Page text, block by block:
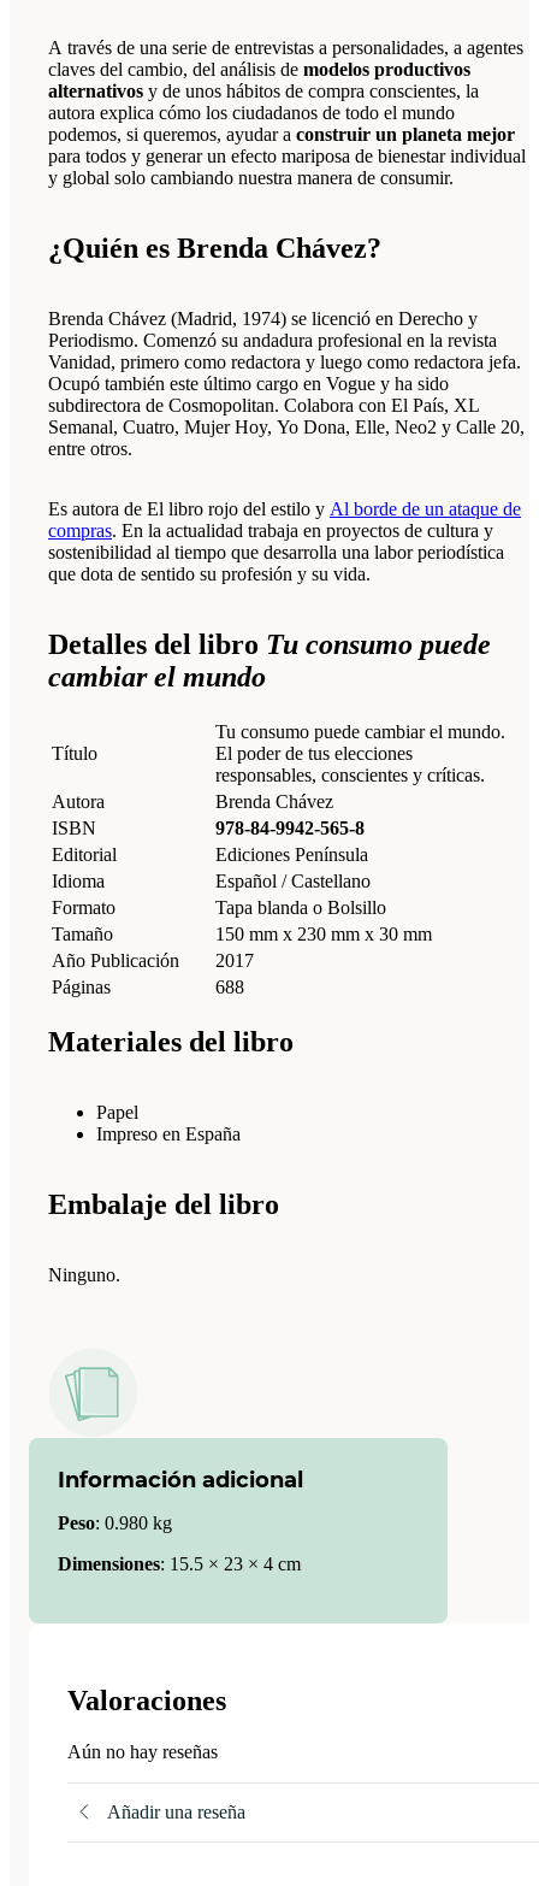
A través de una serie de entrevistas a personalidades, a agentes
claves del cambio, del análisis de modelos productivos
alternativos y de unos hábitos de compra conscientes, la
autora explica cómo los ciudadanos de todo el mundo
podemos, si queremos, ayudar a construir un planeta mejor
para todos y generar un efecto mariposa de bienestar individual
y global solo cambiando nuestra manera de consumir.
¿Quién es Brenda Chávez?
Brenda Chávez (Madrid, 1974) se licenció en Derecho y
Periodismo. Comenzó su andadura profesional en la revista
Vanidad, primero como redactora y luego como redactora jefa.
Ocupó también este último cargo en Vogue y ha sido
subdirectora de Cosmopolitan. Colabora con El País, XL
Semanal, Cuatro, Mujer Hoy, Yo Dona, Elle, Neo2 y Calle 20,
entre otros.
Es autora de El libro rojo del estilo y Al borde de un ataque de
compras. En la actualidad trabaja en proyectos de cultura y
sostenibilidad al tiempo que desarrolla una labor periodística
que dota de sentido su profesión y su vida.
Detalles del libro Tu consumo puede
cambiar el mundo
Título
Tu consumo puede cambiar el mundo.
El poder de tus elecciones
responsables, conscientes y críticas.
Autora
Brenda Chávez
ISBN
978-84-9942-565-8
Editorial
Ediciones Península
Idioma
Español / Castellano
Formato
Tapa blanda o Bolsillo
Tamaño
150 mm x 230 mm x 30 mm
Año Publicación
2017
Páginas
688
Materiales del libro
Papel
Impreso en España
Embalaje del libro
Ninguno.
Información adicional
Peso: 0.980 kg
Dimensiones: 15.5 × 23 × 4 cm
Valoraciones
Aún no hay reseñas
Añadir una reseña